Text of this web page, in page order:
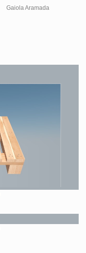
Gaiola Aramada